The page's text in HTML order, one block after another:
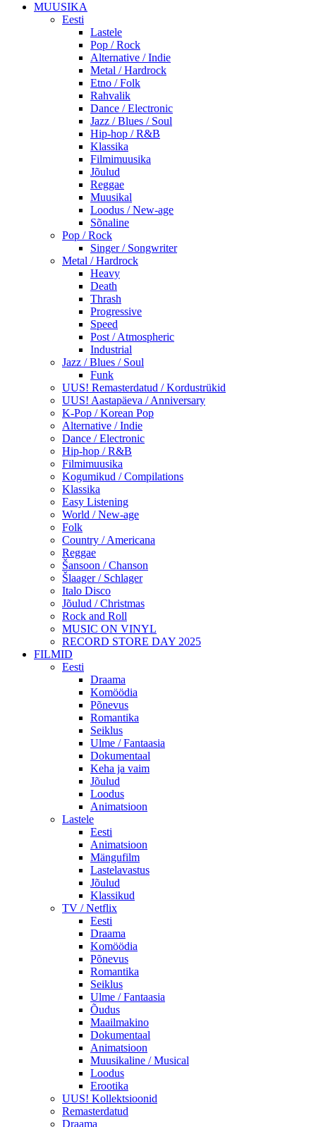
MUUSIKA
Eesti
Lastele
Pop / Rock
Alternative / Indie
Metal / Hardrock
Etno / Folk
Rahvalik
Dance / Electronic
Jazz / Blues / Soul
Hip-hop / R&B
Klassika
Filmimuusika
Jõulud
Reggae
Muusikal
Loodus / New-age
Sõnaline
Pop / Rock
Singer / Songwriter
Metal / Hardrock
Heavy
Death
Thrash
Progressive
Speed
Post / Atmospheric
Industrial
Jazz / Blues / Soul
Funk
UUS! Remasterdatud / Kordustrükid
UUS! Aastapäeva / Anniversary
K-Pop / Korean Pop
Alternative / Indie
Dance / Electronic
Hip-hop / R&B
Filmimuusika
Kogumikud / Compilations
Klassika
Easy Listening
World / New-age
Folk
Country / Americana
Reggae
Šansoon / Chanson
Šlaager / Schlager
Italo Disco
Jõulud / Christmas
Rock and Roll
MUSIC ON VINYL
RECORD STORE DAY 2025
FILMID
Eesti
Draama
Komöödia
Põnevus
Romantika
Seiklus
Ulme / Fantaasia
Dokumentaal
Keha ja vaim
Jõulud
Loodus
Animatsioon
Lastele
Eesti
Animatsioon
Mängufilm
Lastelavastus
Jõulud
Klassikud
TV / Netflix
Eesti
Draama
Komöödia
Põnevus
Romantika
Seiklus
Ulme / Fantaasia
Õudus
Maailmakino
Dokumentaal
Animatsioon
Muusikaline / Musical
Loodus
Erootika
UUS! Kollektsioonid
Remasterdatud
Draama